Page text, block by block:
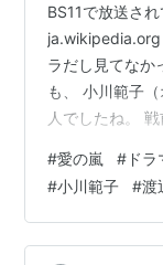
BS11で放送さ
ja.wikipedia.org
ラだし見てなか
も、 小川範子
人でしたね。
いた私は 随所
小川範子さんが
少ない役だった
けではないです
#愛の嵐 # ド
#小川範子 #渡